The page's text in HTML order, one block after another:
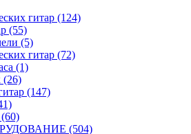
гитар (124)
(55)
(5)
гитар (72)
(1)
(26)
(147)
(504)